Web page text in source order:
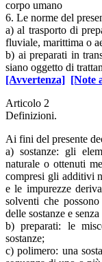
corpo umano
6. Le norme del
a) al trasporto di
fluviale, marittima o
b) ai preparati in
siano oggetto di
[Avvertenza] [Note
Articolo 2
Definizioni.
Ai fini del presente
a) sostanze: gli
naturale o ottenuti
compresi gli additivi
e le impurezze
solventi che
delle sostanze e
b) preparati: le
sostanze;
c) polimero: una